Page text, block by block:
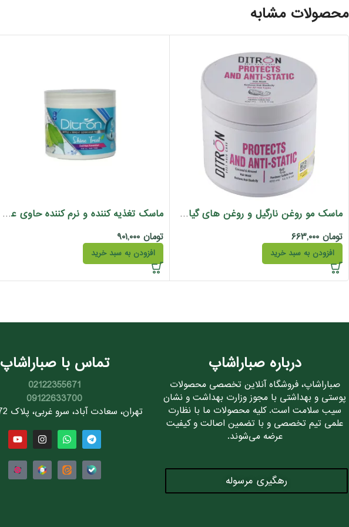
محصولات مشابه
ماسک مو روغن نارگیل و روغن های گیاهی دیترون 400 میل
تومان
افزودن به سبد خرید
ماسک تغذیه کننده و نرم کننده حاوی عصاره سیب دیترون 400 میل
تومان
افزودن به سبد خرید
درباره صباراشاپ
صباراشاپ، فروشگاه آنلاین تخصصی محصولات
پوستی و بهداشتی با مجوز وزارت بهداشت و نشان
سیب سلامت است. کلیه محصولات ما با نظارت
علمی تیم تخصصی و با تضمین اصالت و کیفیت
عرضه می‌شوند.
رهگیری مرسوله
تماس با صباراشاپ
02122355671
09122633700
تهران، سعادت آباد، سرو غربی، پلاک 72، واحد 4